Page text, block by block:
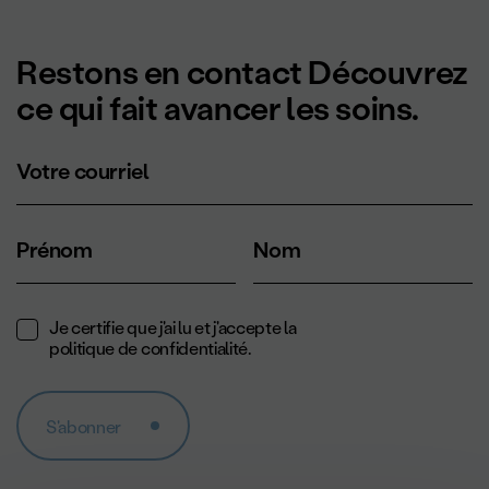
Restons en contact Découvrez
ce qui fait avancer les soins.
Votre courriel
Prénom Nom
Je certifie que j'ai lu et j'accepte la
politique de confidentialité.
S'abonner